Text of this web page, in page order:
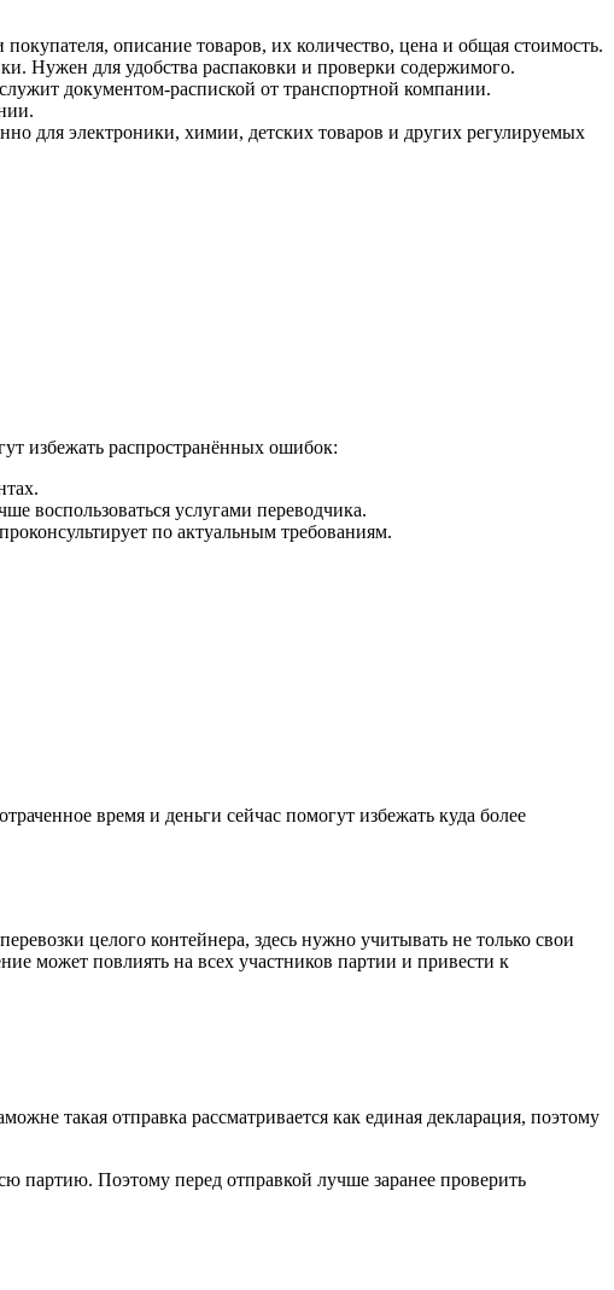
описание товаров, их количество, цена и общая стоимость.
Нужен для удобства распаковки и проверки содержимого.
документом-распиской от транспортной компании.
для электроники, химии, детских товаров и других регулируемых
избежать распространённых ошибок:
воспользоваться услугами переводчика.
по актуальным требованиям.
время и деньги сейчас помогут избежать куда более
целого контейнера, здесь нужно учитывать не только свои
может повлиять на всех участников партии и привести к
такая отправка рассматривается как единая декларация, поэтому
партию. Поэтому перед отправкой лучше заранее проверить